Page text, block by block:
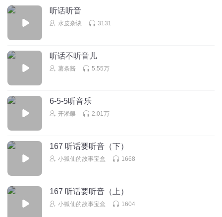
听话听音
水皮杂谈 3131
听话不听音儿
薯条酱 5.55万
6-5-5听音乐
开淞麒 2.01万
167 听话要听音（下）
小狐仙的故事宝盒 1668
167 听话要听音（上）
小狐仙的故事宝盒 1604